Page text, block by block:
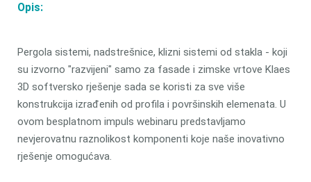
Opis:
Pergola sistemi, nadstrešnice, klizni sistemi od stakla - koji
su izvorno "razvijeni" samo za fasade i zimske vrtove Klaes
3D softversko rješenje sada se koristi za sve više
konstrukcija izrađenih od profila i površinskih elemenata. U
ovom besplatnom impuls webinaru predstavljamo
nevjerovatnu raznolikost komponenti koje naše inovativno
rješenje omogućava.